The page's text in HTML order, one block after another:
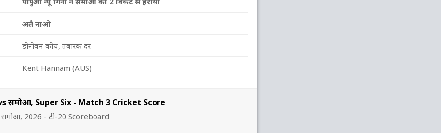
समोआ, Super Six - Match 3 Cricket Score
समोआ, 2026 - टी-20 Scoreboard
अलै नाओ
डोनोवन कोच, तबारक दर
Kent Hannam (AUS)